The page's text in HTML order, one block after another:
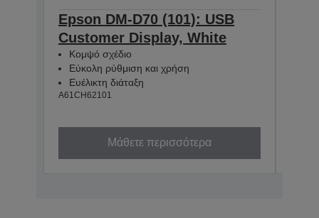
Epson DM-D70 (101): USB
Customer Display, White
Κομψό σχέδιο
Εύκολη ρύθμιση και χρήση
Ευέλικτη διάταξη
A61CH62101
Μάθετε περισσότερα